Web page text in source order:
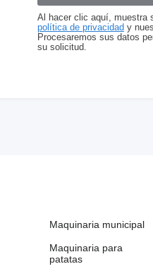
Al hacer clic aquí, muestra
política de privacidad y
Procesaremos sus datos
su solicitud.
Maquinaria municipal
Maquinaria para
patatas